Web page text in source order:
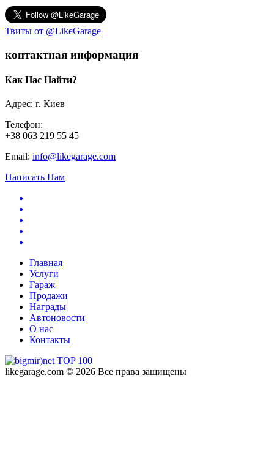
Твиты от @LikeGarage
контактная информация
Как Нас Найти?
Адрес: г. Киев
Телефон:
+38 063 219 55 45
Email: info@likegarage.com
Написать Нам
Главная
Услуги
Гараж
Продажи
Награды
Автоновости
О нас
Контакты
likegarage.com © 2026 Все права защищены